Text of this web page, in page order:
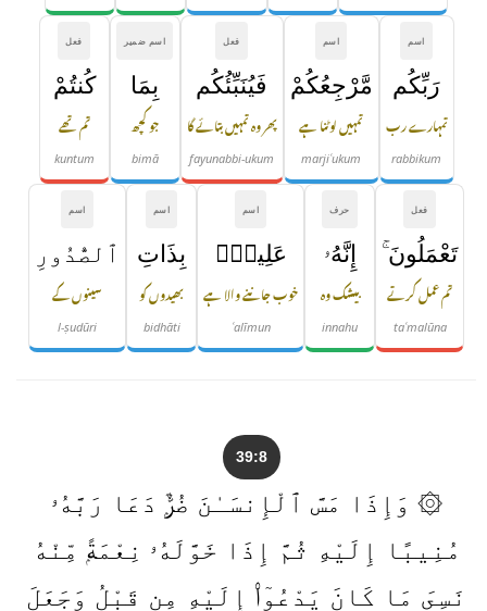
اسم
رَبِّكُم
تمہارے رب
rabbikum
اسم
مَّرْجِعُكُمْ
تمہیں لوٹنا ہے
marjiʿukum
فعل
فَيُنَبِّئُكُم
پھر وہ تمہیں بتائے گا
fayunabbi-ukum
اسم ضمیر
بِمَا
جو کچھ
bimā
فعل
كُنتُمْ
تم تھے
kuntum
فعل
تَعْمَلُونَ ۚ
تم عمل کرتے
taʿmalūna
حرف
إِنَّهُۥ
بیشک وہ
innahu
اسم
عَلِيمٌۢ
خوب جاننے والا ہے
ʿalīmun
اسم
بِذَاتِ
بھیدوں کو
bidhāti
اسم
ٱلصُّدُورِ
سینوں کے
l-ṣudūri
39:8
۞ وَإِذَا مَسَّ ٱلْإِنسَـٰنَ ضُرٌّۭ دَعَا رَبَّهُۥ
مُنِيبًا إِلَيْهِ ثُمَّ إِذَا خَوَّلَهُۥ نِعْمَةًۭ مِّنْهُ
نَسِىَ مَا كَانَ يَدْعُوٓا۟ إِلَيْهِ مِن قَبْلُ وَجَعَلَ